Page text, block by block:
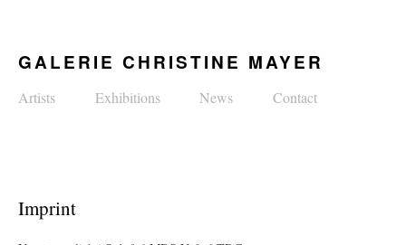
GALERIE CHRISTINE MAYER
Artists Exhibitions News Contact
Imprint